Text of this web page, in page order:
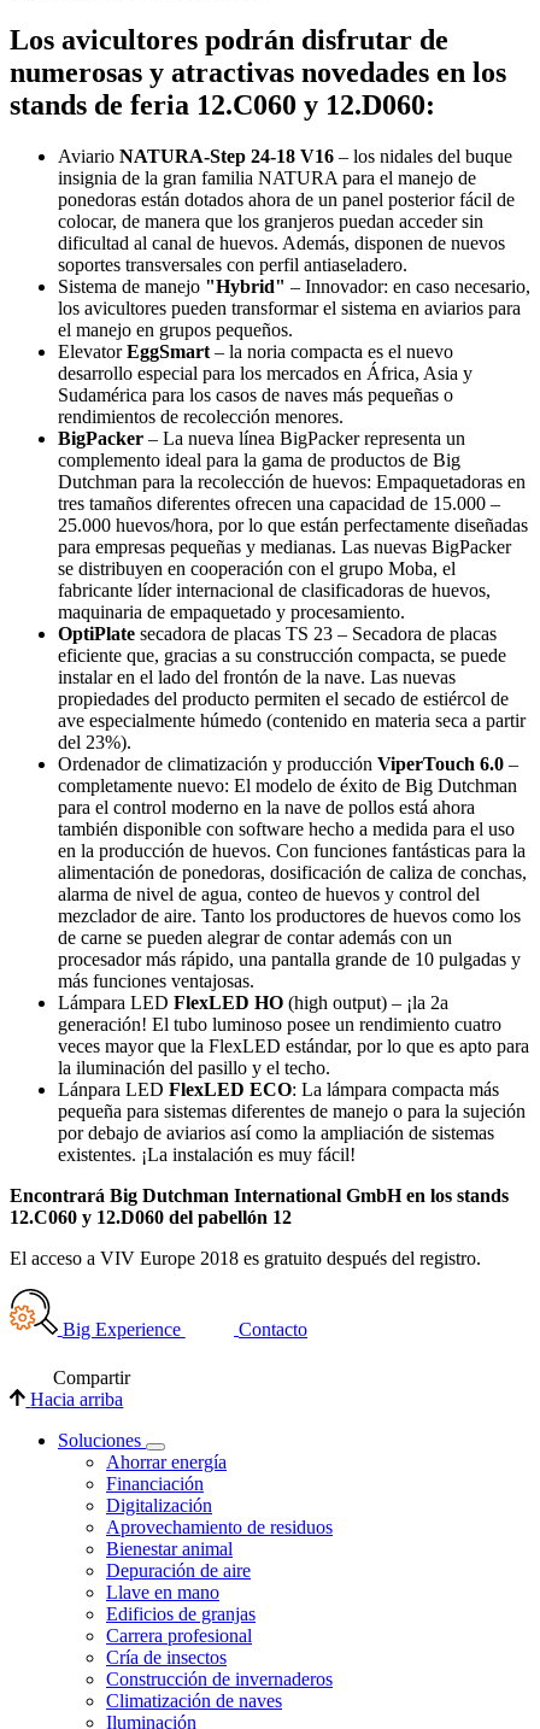
Los avicultores podrán disfrutar de
numerosas y atractivas novedades en los
stands de feria 12.C060 y 12.D060:
Aviario NATURA-Step 24-18 V16 – los nidales del buque
insignia de la gran familia NATURA para el manejo de
ponedoras están dotados ahora de un panel posterior fácil de
colocar, de manera que los granjeros puedan acceder sin
dificultad al canal de huevos. Además, disponen de nuevos
soportes transversales con perfil antiaseladero.
Sistema de manejo "Hybrid" – Innovador: en caso necesario,
los avicultores pueden transformar el sistema en aviarios para
el manejo en grupos pequeños.
ElevatorEggSmart – la noria compacta es el nuevo
desarrollo especial para los mercados en África, Asia y
Sudamérica para los casos de naves más pequeñas o
rendimientos de recolección menores.
BigPacker – La nueva línea BigPacker representa un
complemento ideal para la gama de productos de Big
Dutchman para la recolección de huevos: Empaquetadoras en
tres tamaños diferentes ofrecen una capacidad de 15.000 –
25.000 huevos/hora, por lo que están perfectamente diseñadas
para empresas pequeñas y medianas. Las nuevas BigPacker
se distribuyen en cooperación con el grupo Moba, el
fabricante líder internacional de clasificadoras de huevos,
maquinaria de empaquetado y procesamiento.
OptiPlate secadora de placas TS 23 – Secadora de placas
eficiente que, gracias a su construcción compacta, se puede
instalar en el lado del frontón de la nave. Las nuevas
propiedades del producto permiten el secado de estiércol de
ave especialmente húmedo (contenido en materia seca a partir
del 23%).
Ordenador de climatización y producción ViperTouch 6.0 –
completamente nuevo: El modelo de éxito de Big Dutchman
para el control moderno en la nave de pollos está ahora
también disponible con software hecho a medida para el uso
en la producción de huevos. Con funciones fantásticas para la
alimentación de ponedoras, dosificación de caliza de conchas,
alarma de nivel de agua, conteo de huevos y control del
mezclador de aire. Tanto los productores de huevos como los
de carne se pueden alegrar de contar además con un
procesador más rápido, una pantalla grande de 10 pulgadas y
más funciones ventajosas.
Lámpara LED FlexLED HO (high output) – ¡la 2a
generación! El tubo luminoso posee un rendimiento cuatro
veces mayor que la FlexLED estándar, por lo que es apto para
la iluminación del pasillo y el techo.
Lánpara LED FlexLED ECO: La lámpara compacta más
pequeña para sistemas diferentes de manejo o para la sujeción
por debajo de aviarios así como la ampliación de sistemas
existentes. ¡La instalación es muy fácil!
Encontrará Big Dutchman International GmbH en los stands
12.C060 y 12.D060 del pabellón 12
El acceso a VIV Europe 2018 es gratuito después del registro.
Big Experience Contacto
Compartir
Hacia arriba
Soluciones
Ahorrar energía
Financiación
Digitalización
Aprovechamiento de residuos
Bienestar animal
Depuración de aire
Llave en mano
Edificios de granjas
Carrera profesional
Cría de insectos
Construcción de invernaderos
Climatización de naves
Iluminación